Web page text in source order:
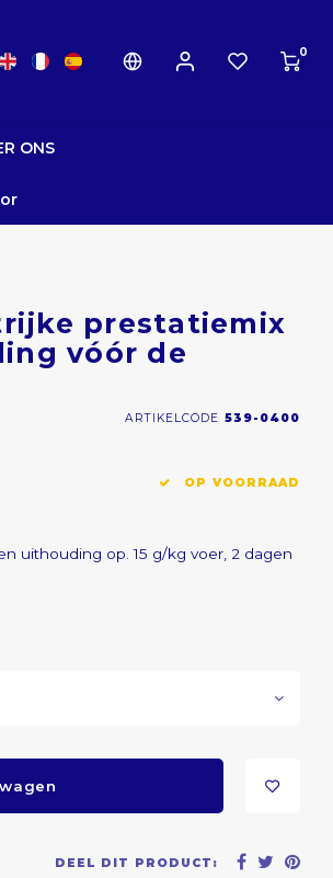
0
ONS
prestatiemix
vóór de
ARTIKELCODE 539-0400
OP VOORRAAD
uithouding op. 15 g/kg voer, 2 dagen
DEEL DIT PRODUCT: